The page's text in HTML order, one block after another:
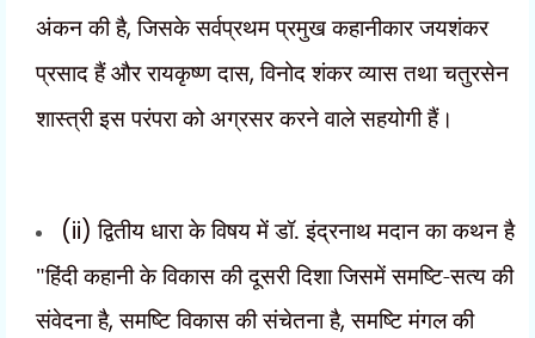
अंकन की है,जिसके सर्वप्रथम प्रमुख कहानीकार जयशंकर
प्रसाद हैं और रायकृष्ण दास,विनोद शंकर व्यास तथा चतुरसेन
शास्त्री इस परंपरा को अग्रसर करने वाले सहयोगी हैं।
(ii)द्वितीय धारा के विषय में डॉ. इंद्रनाथ मदान का कथन है
"हिंदी कहानी के विकास की दूसरी दिशा जिसमें समष्टि-सत्यकी
संवेदना है,समष्टि विकास की संचेतना है,समष्टि मंगल की